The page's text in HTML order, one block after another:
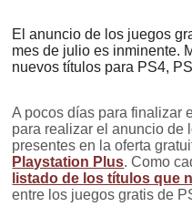
El anuncio de los juegos
mes de julio es inminente.
nuevos títulos para PS4,
A pocos días para finalizar
para realizar el anuncio de
presentes en la oferta
Playstation Plus. Como
listado de los títulos que
entre los juegos gratis de